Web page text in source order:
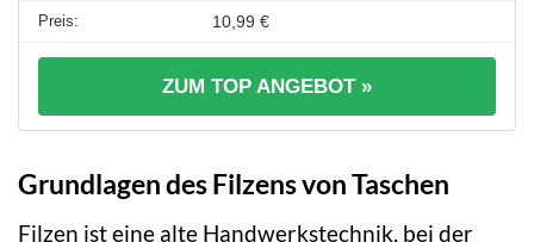
10,99 €
ZUM TOP ANGEBOT »
Grundlagen des Filzens von Taschen
Filzen ist eine alte Handwerkstechnik, bei der